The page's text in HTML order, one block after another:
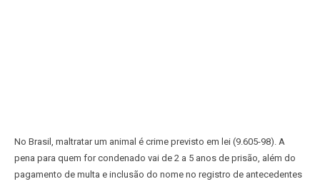
No Brasil, maltratar um animal é crime previsto em lei (9.605-98). A
pena para quem for condenado vai de 2 a 5 anos de prisão, além do
pagamento de multa e inclusão do nome no registro de antecedentes